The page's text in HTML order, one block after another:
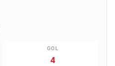
GOL
4